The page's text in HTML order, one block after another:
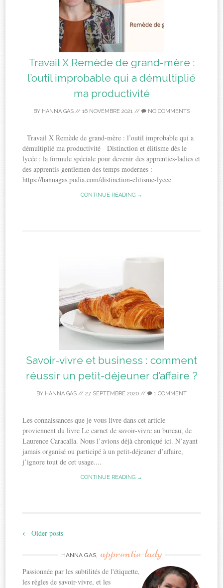
Travail X Remède de grand-mère :
l’outil improbable qui a démultiplié
ma productivité
BY HANNA GAS// 16 NOVEMBRE 2021// NO COMMENTS
Travail X Remède de grand-mère : l’outil improbable qui a
démultiplié ma productivité Distinction et élitisme dès le
lycée : la formule spéciale pour devenir des apprenties-ladies et
des apprentis-gentlemen des temps modernes :
https://hannagas.podia.com/distinction-elitisme-lycee
CONTINUE READING →
Savoir-vivre et business : comment
réussir un petit-déjeuner d’affaire ?
BY HANNA GAS // 27 SEPTEMBRE 2020 // 1 COMMENT
Les connaissances que je vous livre dans cet article
proviennent du livre Le carnet de savoir-vivre au bureau, de
Laurence Caracalla. Nous l’avions déjà chroniqué ici. N’ayant
jamais organisé ou participé à un petit-déjeuner d’affaire,
j’ignore tout de cet usage....
CONTINUE READING →
Post
navigation
← Older posts
HANNA GAS, apprentie-lady
Passionnée par les subtilités de l'étiquette,
les règles de savoir-vivre, et les